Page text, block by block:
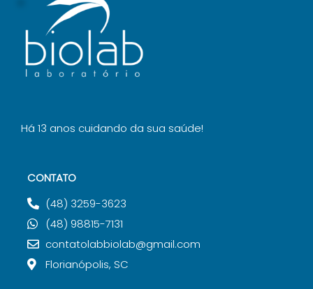
Há 13 anos cuidando da sua saúde!
CONTATO
(48) 3259-3623
(48) 98815-7131
contatolabbiolab@gmail.com
Florianópolis, SC